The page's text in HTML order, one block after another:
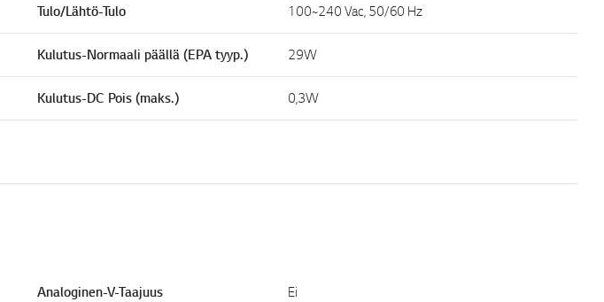
Tulo/Lähtö-Tulo 100~240 Vac, 50/60 Hz
Kulutus-Normaali päällä (EPA tyyp.) 29W
Kulutus-DC Pois (maks.) 0,3W
Analoginen-V-Taajuus Ei